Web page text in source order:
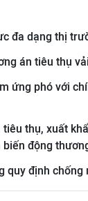
đa dạng thị
án tiêu thụ
ứng phó với
tiêu thụ, xuất
động
quy định chống